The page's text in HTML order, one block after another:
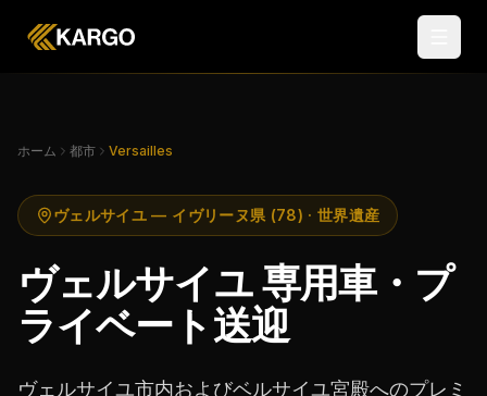
ホーム 都市 Versailles
ヴェルサイユ — イヴリーヌ県 (78) · 世界遺産
ヴェルサイユ 専用車・プ
ライベート送迎
ヴェルサイユ市内およびベルサイユ宮殿へのプレミ